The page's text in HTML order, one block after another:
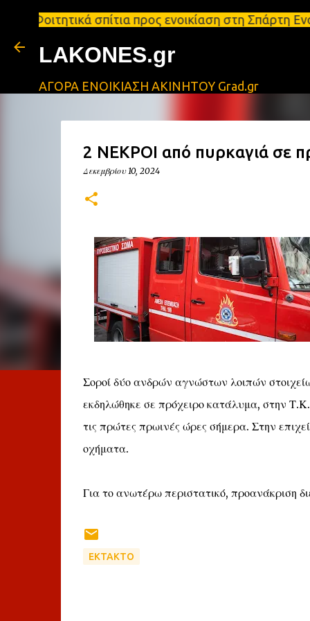
σπίτια προς ενοικίαση στη Σπάρτη
LAKONES.gr
ΑΓΟΡΑ ΕΝΟΙΚΙΑΣΗ ΑΚΙΝΗΤΟΥ Grad.gr
2 ΝΕΚΡΟΙ από πυρκαγιά σε
Δεκεμβρίου 10, 2024
Σοροί δύο ανδρών αγνώστων λοιπών
εκδηλώθηκε σε πρόχειρο κατάλυμα, στην
τις πρώτες πρωινές ώρες σήμερα. Στην
οχήματα.
Για το ανωτέρω περιστατικό, προανάκριση
ΕΚΤΑΚΤΟ